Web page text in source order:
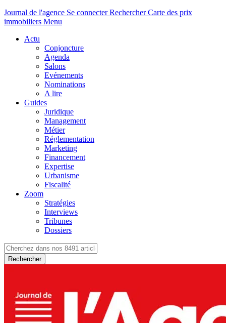
Journal de l'agence Se connecterRechercher Carte des prix
immobiliers Menu
Actu
Conjoncture
Agenda
Salons
Evénements
Nominations
A lire
Guides
Juridique
Management
Métier
Réglementation
Marketing
Financement
Expertise
Urbanisme
Fiscalité
Zoom
Stratégies
Interviews
Tribunes
Dossiers
Rechercher